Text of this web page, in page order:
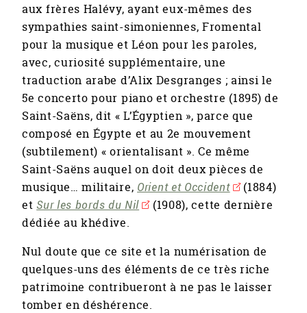
aux frères Halévy, ayant eux-mêmes des
sympathies saint-simoniennes, Fromental
pour la musique et Léon pour les paroles,
avec, curiosité supplémentaire, une
traduction arabe d’Alix Desgranges ; ainsi le
5e concerto pour piano et orchestre (1895) de
Saint-Saëns, dit « L’Égyptien », parce que
composé en Égypte et au 2e mouvement
(subtilement) « orientalisant ». Ce même
Saint-Saëns auquel on doit deux pièces de
musique… militaire, Orient et Occident
(1884)
etSur les bords du Nil
(1908), cette dernière
dédiée au khédive.
Nul doute que ce site et la numérisation de
quelques-uns des éléments de ce très riche
patrimoine contribueront à ne pas le laisser
tomber en déshérence.